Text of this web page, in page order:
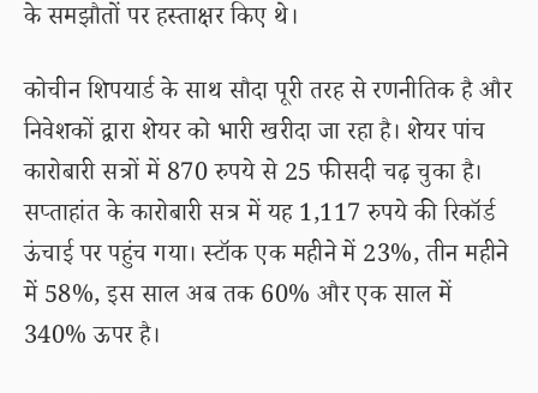
के समझौतों पर हस्ताक्षर किए थे।
कोचीन शिपयार्ड के साथ सौदा पूरी तरह से रणनीतिक है और
निवेशकों द्वारा शेयर को भारी खरीदा जा रहा है। शेयर पांच
कारोबारी सत्रों में 870 रुपये से 25 फीसदी चढ़ चुका है।
सप्ताहांत के कारोबारी सत्र में यह 1,117 रुपये की रिकॉर्ड
ऊंचाई पर पहुंच गया। स्टॉक एक महीने में 23%, तीन महीने
में 58%, इस साल अब तक 60% और एक साल में
340% ऊपर है।